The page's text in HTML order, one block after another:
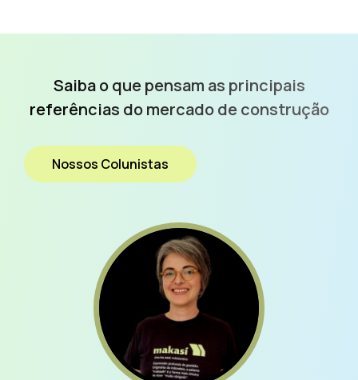
Saiba o que pensam as principais
referências domercado de construção
Nossos Colunistas